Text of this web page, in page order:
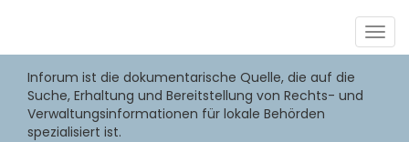
Inforum ist die dokumentarische Quelle, die auf die
Suche, Erhaltung und Bereitstellung von Rechts- und
Verwaltungsinformationen für lokale Behörden
spezialisiert ist.